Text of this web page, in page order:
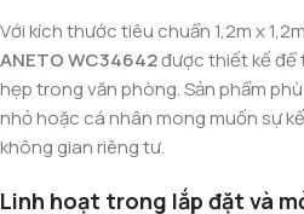
Với kích thước tiêu chuẩn 1,2m x
ANETO WC34642được thiết kế để
hẹp trong văn phòng. Sản phẩm
nhỏ hoặc cá nhân mong muốn sự
không gian riêng tư.
Linh hoạt trong lắp đặt và